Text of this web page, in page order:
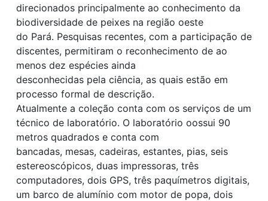
direcionados principalmente ao conhecimento da
biodiversidade de peixes na região oeste
do Pará. Pesquisas recentes, com a participação de
discentes, permitiram o reconhecimento de ao
menos dez espécies ainda
desconhecidas pela ciência, as quais estão em
processo formal de descrição.
Atualmente a coleção conta com os serviços de um
técnico de laboratório. O laboratório oossui 90
metros quadrados e conta com
bancadas, mesas, cadeiras, estantes, pias, seis
estereoscópicos, duas impressoras, três
computadores, dois GPS, três paquímetros digitais,
um barco de alumínio com motor de popa, dois